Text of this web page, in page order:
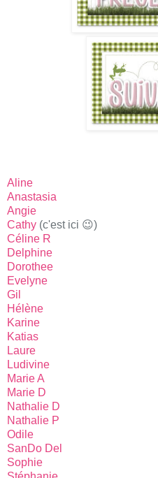
Aline
Anastasia
Angie
Cathy (c'est ici 😉)
Céline R
Delphine
Dorothee
Evelyne
Gil
Hélène
Karine
Katias
Laure
Ludivine
Marie A
Marie D
Nathalie D
Nathalie P
Odile
SanDo Del
Sophie